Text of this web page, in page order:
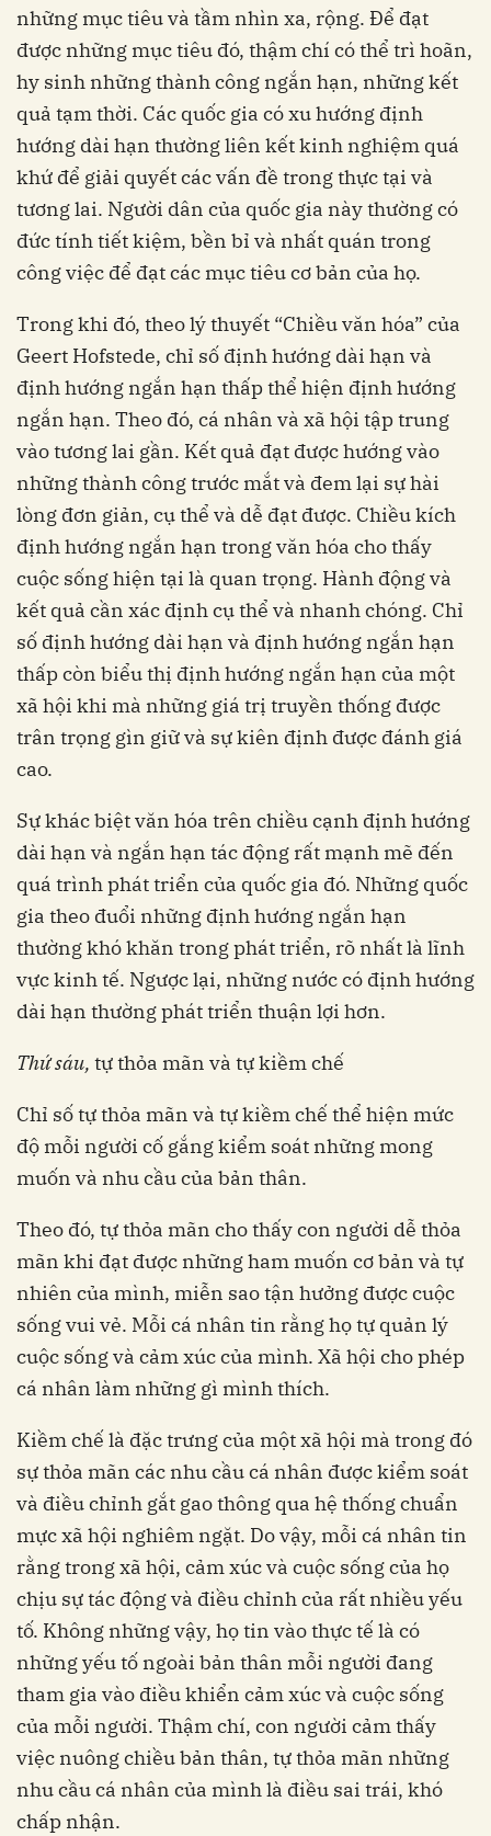
những mục tiêu và tầm nhìn xa, rộng. Để đạt
được những mục tiêu đó, thậm chí có thể trì hoãn,
hy sinh những thành công ngắn hạn, những kết
quả tạm thời. Các quốc gia có xu hướng định
hướng dài hạn thường liên kết kinh nghiệm quá
khứ để giải quyết các vấn đề trong thực tại và
tương lai. Người dân của quốc gia này thường có
đức tính tiết kiệm, bền bỉ và nhất quán trong
công việc để đạt các mục tiêu cơ bản của họ.
Trong khi đó, theo lý thuyết “Chiều văn hóa” của
Geert Hofstede, chỉ số định hướng dài hạn và
định hướng ngắn hạn thấp thể hiện định hướng
ngắn hạn. Theo đó, cá nhân và xã hội tập trung
vào tương lai gần. Kết quả đạt được hướng vào
những thành công trước mắt và đem lại sự hài
lòng đơn giản, cụ thể và dễ đạt được. Chiều kích
định hướng ngắn hạn trong văn hóa cho thấy
cuộc sống hiện tại là quan trọng. Hành động và
kết quả cần xác định cụ thể và nhanh chóng. Chỉ
số định hướng dài hạn và định hướng ngắn hạn
thấp còn biểu thị định hướng ngắn hạn của một
xã hội khi mà những giá trị truyền thống được
trân trọng gìn giữ và sự kiên định được đánh giá
cao.
Sự khác biệt văn hóa trên chiều cạnh định hướng
dài hạn và ngắn hạn tác động rất mạnh mẽ đến
quá trình phát triển của quốc gia đó. Những quốc
gia theo đuổi những định hướng ngắn hạn
thường khó khăn trong phát triển, rõ nhất là lĩnh
vực kinh tế. Ngược lại, những nước có định hướng
dài hạn thường phát triển thuận lợi hơn.
Thứ sáu, tự thỏa mãn và tự kiềm chế
Chỉ số tự thỏa mãn và tự kiềm chế thể hiện mức
độ mỗi người cố gắng kiểm soát những mong
muốn và nhu cầu của bản thân.
Theo đó, tự thỏa mãn cho thấy con người dễ thỏa
mãn khi đạt được những ham muốn cơ bản và tự
nhiên của mình, miễn sao tận hưởng được cuộc
sống vui vẻ. Mỗi cá nhân tin rằng họ tự quản lý
cuộc sống và cảm xúc của mình. Xã hội cho phép
cá nhân làm những gì mình thích.
Kiềm chế là đặc trưng của một xã hội mà trong đó
sự thỏa mãn các nhu cầu cá nhân được kiểm soát
và điều chỉnh gắt gao thông qua hệ thống chuẩn
mực xã hội nghiêm ngặt. Do vậy, mỗi cá nhân tin
rằng trong xã hội, cảm xúc và cuộc sống của họ
chịu sự tác động và điều chỉnh của rất nhiều yếu
tố. Không những vậy, họ tin vào thực tế là có
những yếu tố ngoài bản thân mỗi người đang
tham gia vào điều khiển cảm xúc và cuộc sống
của mỗi người. Thậm chí, con người cảm thấy
việc nuông chiều bản thân, tự thỏa mãn những
nhu cầu cá nhân của mình là điều sai trái, khó
chấp nhận.